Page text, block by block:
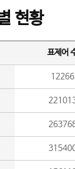
현황
표제어
12266